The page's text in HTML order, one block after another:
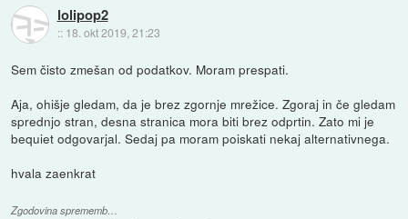
lolipop2
:: 18. okt 2019, 21:23
Sem čisto zmešan od podatkov. Moram prespati.
Aja, ohišje gledam, da je brez zgornje mrežice. Zgoraj in če gledam
sprednjo stran, desna stranica mora biti brez odprtin. Zato mi je
bequiet odgovarjal. Sedaj pa moram poiskati nekaj alternativnega.
hvala zaenkrat
Zgodovina sprememb…